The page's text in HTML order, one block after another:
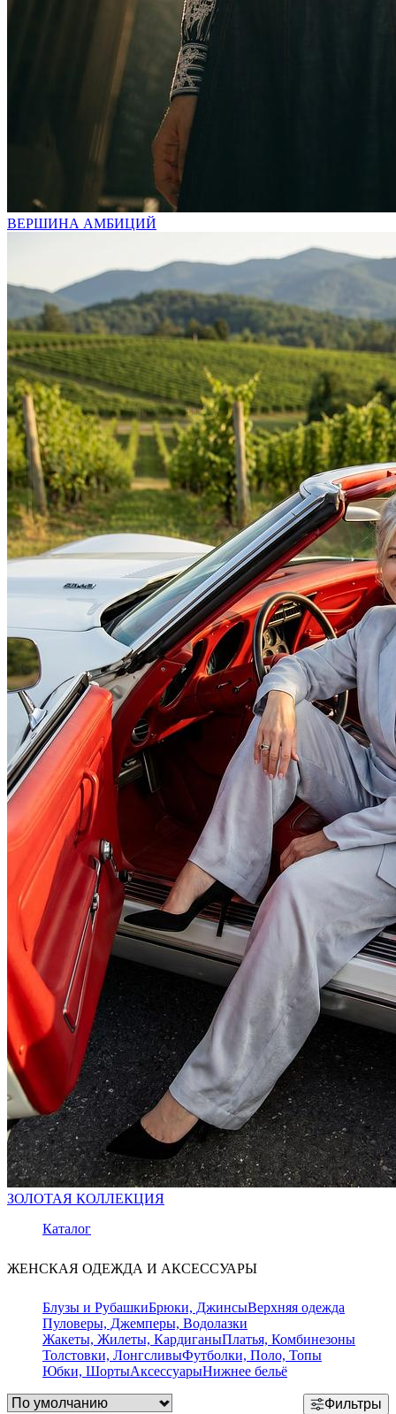
ВЕРШИНА АМБИЦИЙ
ЗОЛОТАЯ КОЛЛЕКЦИЯ
Каталог
ЖЕНСКАЯ ОДЕЖДА И АКСЕССУАРЫ
Блузы и РубашкиБрюки, ДжинсыВерхняя одежда
Пуловеры, Джемперы, Водолазки
Жакеты, Жилеты, КардиганыПлатья, Комбинезоны
Толстовки, ЛонгсливыФутболки, Поло, Топы
Юбки, ШортыАксессуарыНижнее бельё
Фильтры